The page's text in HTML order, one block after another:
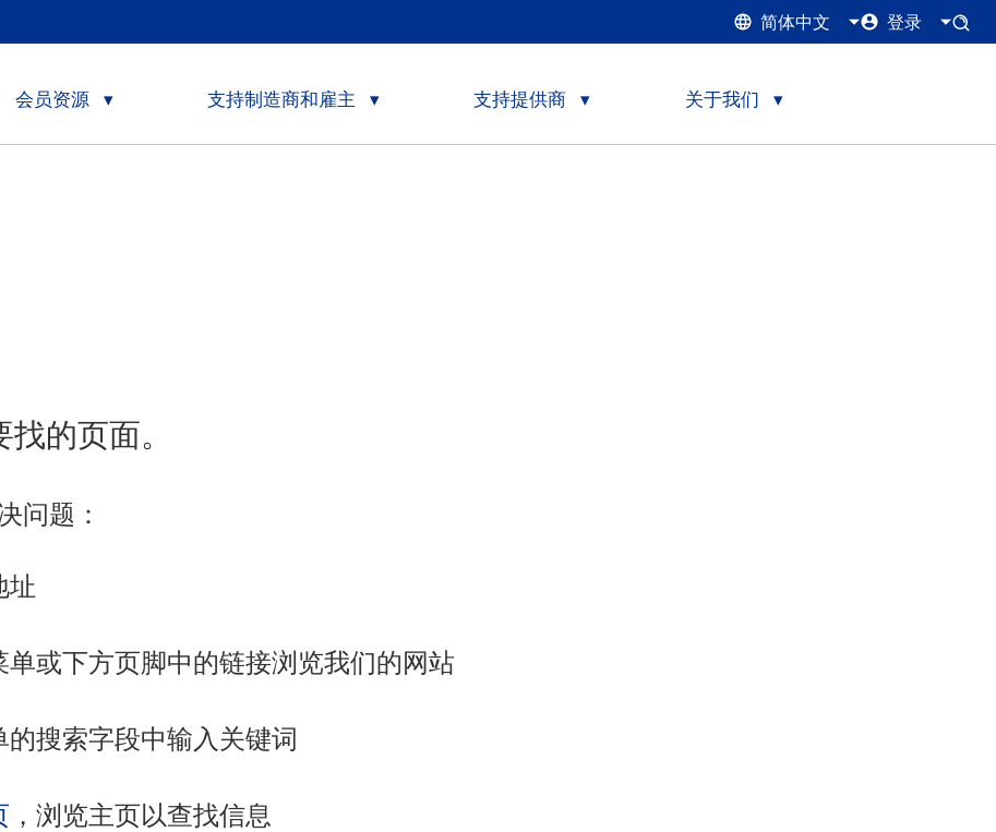
简体中文 登录
会员资源 支持制造商和雇主 支持提供商 关于我们
的页面。
问题：
址
单或下方页脚中的链接浏览我们的网站
搜索字段中输入关键词
，浏览主页以查找信息